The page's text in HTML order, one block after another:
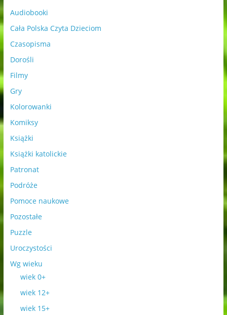
Audiobooki
Cała Polska Czyta Dzieciom
Czasopisma
Dorośli
Filmy
Gry
Kolorowanki
Komiksy
Książki
Książki katolickie
Patronat
Podróże
Pomoce naukowe
Pozostałe
Puzzle
Uroczystości
Wg wieku
wiek 0+
wiek 12+
wiek 15+